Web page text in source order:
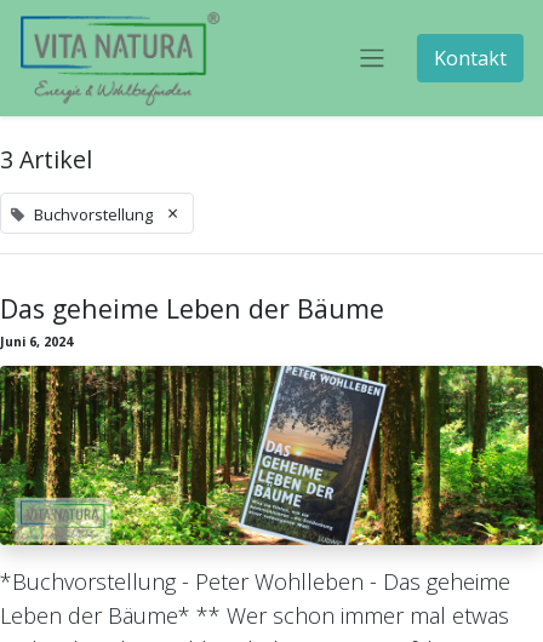
Kontakt
3 Artikel
Buchvorstellung ×
Das geheime Leben der Bäume
Juni 6, 2024
*Buchvorstellung - Peter Wohlleben - Das geheime
Leben der Bäume* ** Wer schon immer mal etwas